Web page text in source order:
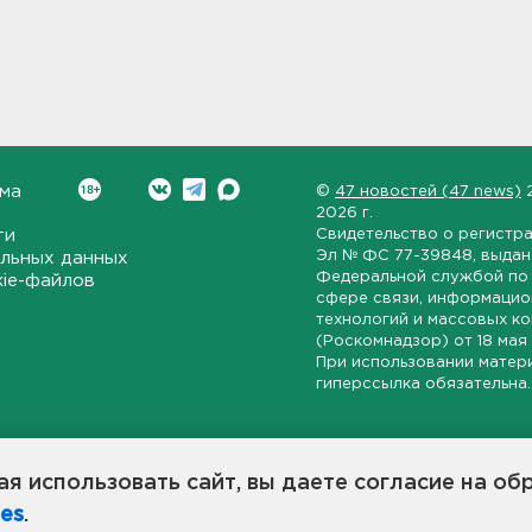
использовать сайт, вы даете согласие на
.
данных
файлов
© 47 новостей (47 news)
2026 г.
Свидетельство о
Эл № ФС 77-39848 ,
Федеральной службой по
сфере связи,
технологий и массовых
(Роскомнадзор) от 18 мая
При использовании
гиперссылка обязательна.
области, экономической и инвестиционной активности в
станет популярной и конструктивной площадкой
в 47-м регионе России.